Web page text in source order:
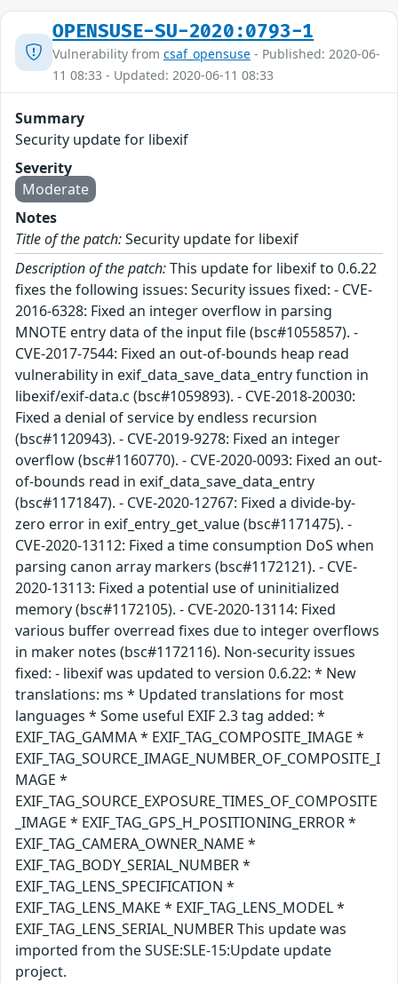
OPENSUSE-SU-2020:0793-1
Vulnerability from csaf_opensuse - Published: 2020-06-
11 08:33 - Updated: 2020-06-11 08:33
Summary
Security update for libexif
Severity
Moderate
Notes
Title of the patch:Security update for libexif
Description of the patch:This update for libexif to 0.6.22
fixes the following issues: Security issues fixed: - CVE-
2016-6328: Fixed an integer overflow in parsing
MNOTE entry data of the input file (bsc#1055857). -
CVE-2017-7544: Fixed an out-of-bounds heap read
vulnerability in exif_data_save_data_entry function in
libexif/exif-data.c (bsc#1059893). - CVE-2018-20030:
Fixed a denial of service by endless recursion
(bsc#1120943). - CVE-2019-9278: Fixed an integer
overflow (bsc#1160770). - CVE-2020-0093: Fixed an out-
of-bounds read in exif_data_save_data_entry
(bsc#1171847). - CVE-2020-12767: Fixed a divide-by-
zero error in exif_entry_get_value (bsc#1171475). -
CVE-2020-13112: Fixed a time consumption DoS when
parsing canon array markers (bsc#1172121). - CVE-
2020-13113: Fixed a potential use of uninitialized
memory (bsc#1172105). - CVE-2020-13114: Fixed
various buffer overread fixes due to integer overflows
in maker notes (bsc#1172116). Non-security issues
fixed: - libexif was updated to version 0.6.22: * New
translations: ms * Updated translations for most
languages * Some useful EXIF 2.3 tag added: *
EXIF_TAG_GAMMA * EXIF_TAG_COMPOSITE_IMAGE *
EXIF_TAG_SOURCE_IMAGE_NUMBER_OF_COMPOSITE_I
MAGE *
EXIF_TAG_SOURCE_EXPOSURE_TIMES_OF_COMPOSITE
_IMAGE * EXIF_TAG_GPS_H_POSITIONING_ERROR *
EXIF_TAG_CAMERA_OWNER_NAME *
EXIF_TAG_BODY_SERIAL_NUMBER *
EXIF_TAG_LENS_SPECIFICATION *
EXIF_TAG_LENS_MAKE * EXIF_TAG_LENS_MODEL *
EXIF_TAG_LENS_SERIAL_NUMBER This update was
imported from the SUSE:SLE-15:Update update
project.